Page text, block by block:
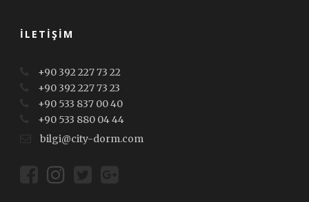
İLETIŞIM
+90 392 227 73 22
+90 392 227 73 23
+90 533 837 00 40
+90 533 880 04 44
bilgi@city-dorm.com